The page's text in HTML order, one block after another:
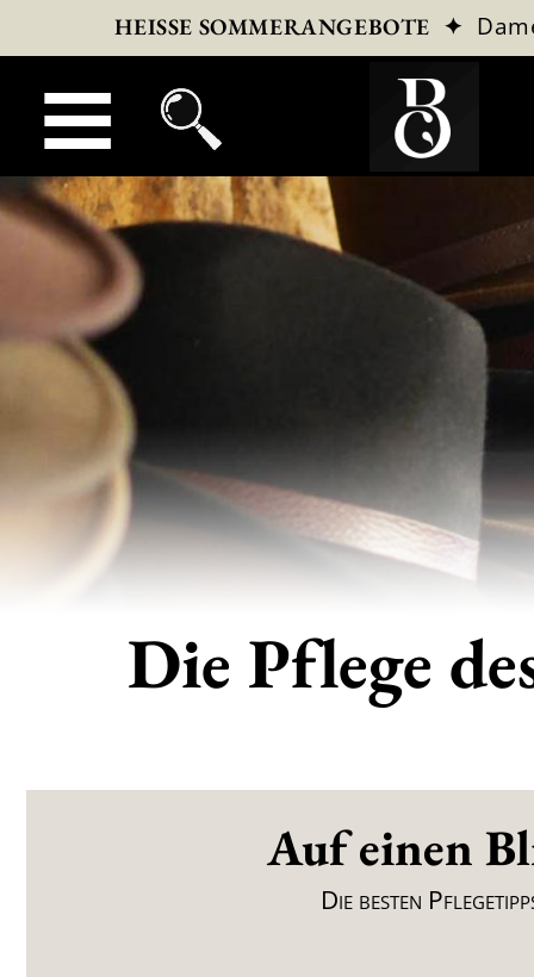
HEISSE SOMMERANGEBOTE ✦
Die Pflege
Auf einen
Die besten